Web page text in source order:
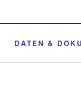
DATEN &